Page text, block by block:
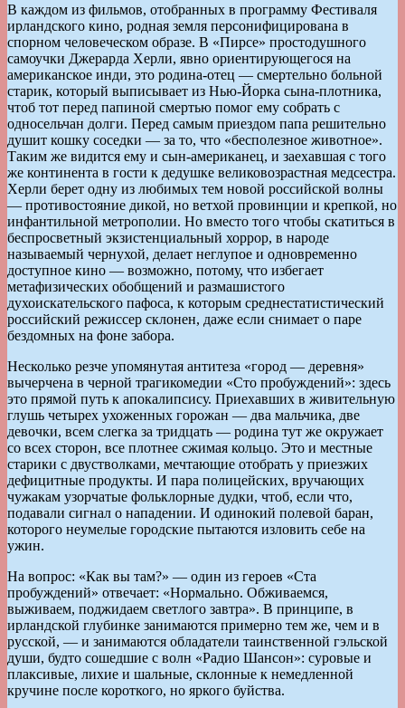
В каждом из фильмов, отобранных в программу Фестиваля
ирландского кино, родная земля персонифицирована в
спорном человеческом образе. В «Пирсе» простодушного
самоучки Джерарда Херли, явно ориентирующегося на
американское инди, это родина-отец — смертельно больной
старик, который выписывает из Нью-Йорка сына-плотника,
чтоб тот перед папиной смертью помог ему собрать с
односельчан долги. Перед самым приездом папа решительно
душит кошку соседки — за то, что «бесполезное животное».
Таким же видится ему и сын-американец, и заехавшая с того
же континента в гости к дедушке великовозрастная медсестра.
Херли берет одну из любимых тем новой российской волны
— противостояние дикой, но ветхой провинции и крепкой, но
инфантильной метрополии. Но вместо того чтобы скатиться в
беспросветный экзистенциальный хоррор, в народе
называемый чернухой, делает неглупое и одновременно
доступное кино — возможно, потому, что избегает
метафизических обобщений и размашистого
духоискательского пафоса, к которым среднестатистический
российский режиссер склонен, даже если снимает о паре
бездомных на фоне забора.
Несколько резче упомянутая антитеза «город — деревня»
вычерчена в черной трагикомедии «Сто пробуждений»: здесь
это прямой путь к апокалипсису. Приехавших в живительную
глушь четырех ухоженных горожан — два мальчика, две
девочки, всем слегка за тридцать — родина тут же окружает
со всех сторон, все плотнее сжимая кольцо. Это и местные
старики с двустволками, мечтающие отобрать у приезжих
дефицитные продукты. И пара полицейских, вручающих
чужакам узорчатые фольклорные дудки, чтоб, если что,
подавали сигнал о нападении. И одинокий полевой баран,
которого неумелые городские пытаются изловить себе на
ужин.
На вопрос: «Как вы там?» — один из героев «Ста
пробуждений» отвечает: «Нормально. Обживаемся,
выживаем, поджидаем светлого завтра». В принципе, в
ирландской глубинке занимаются примерно тем же, чем и в
русской, — и занимаются обладатели таинственной гэльской
души, будто сошедшие с волн «Радио Шансон»: суровые и
плаксивые, лихие и шальные, склонные к немедленной
кручине после короткого, но яркого буйства.